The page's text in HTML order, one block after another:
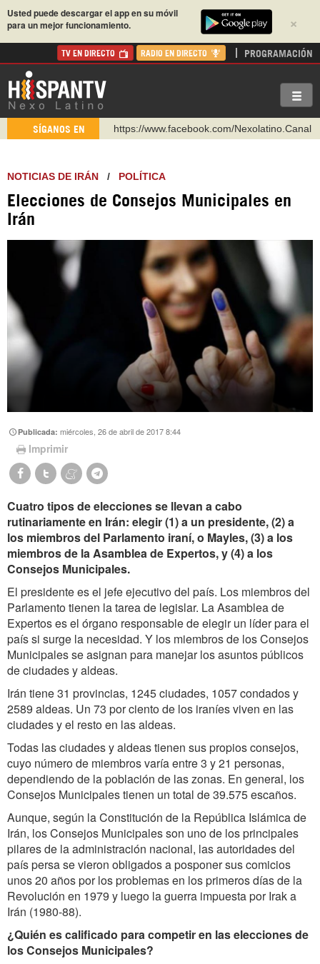
×
Usted puede descargar el app en su móvil
para un mejor funcionamiento.
TV EN DIRECTO RADIO EN DIRECTO PROGRAMACIÓN
SÍGANOS EN
https://www.facebook.com/Nexolatino.Canal
http://twitter.com/nexo_latino
https://t.me/hispantvcanal
Instagram como: hispan_tv
NOTICIAS DE IRÁN / POLÍTICA
Elecciones de Consejos Municipales en
Irán
Publicada:miércoles, 26 de abril de 2017 8:44
Imprimir
Cuatro tipos de elecciones se llevan a cabo
rutinariamente en Irán: elegir (1) a un presidente, (2) a
los miembros del Parlamento iraní, o Mayles, (3) a los
miembros de la Asamblea de Expertos, y (4) a los
Consejos Municipales.
El presidente es el jefe ejecutivo del país. Los miembros del
Parlamento tienen la tarea de legislar. La Asamblea de
Expertos es el órgano responsable de elegir un líder para el
país si surge la necesidad. Y los miembros de los Consejos
Municipales se asignan para manejar los asuntos públicos
de ciudades y aldeas.
Irán tiene 31 provincias, 1245 ciudades, 1057 condados y
2589 aldeas. Un 73 por ciento de los iraníes viven en las
ciudades y el resto en las aldeas.
Todas las ciudades y aldeas tienen sus propios consejos,
cuyo número de miembros varía entre 3 y 21 personas,
dependiendo de la población de las zonas. En general, los
Consejos Municipales tienen un total de 39.575 escaños.
Aunque, según la Constitución de la República Islámica de
Irán, los Consejos Municipales son uno de los principales
pilares de la administración nacional, las autoridades del
país persa se vieron obligados a posponer sus comicios
unos 20 años por los problemas en los primeros días de la
Revolución en 1979 y luego la guerra impuesta por Irak a
Irán (1980-88).
¿Quién es calificado para competir en las elecciones de
los Consejos Municipales?